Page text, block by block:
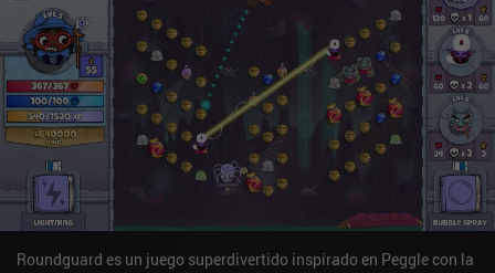
Roundguard es un juego superdivertido inspirado en Peggle con la